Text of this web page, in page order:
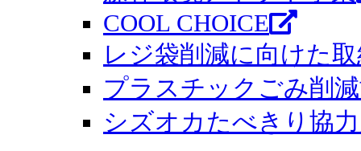
COOL CHOICE
レジ袋削減に向けた
プラスチックごみ削
シズオカたべきり協